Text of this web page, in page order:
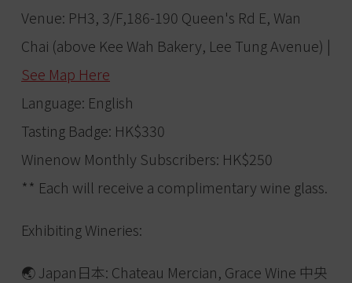
Venue: PH3, 3/F,186-190 Queen's Rd E, Wan
Chai (above Kee Wah Bakery, Lee Tung Avenue) |
See Map Here
Language: English
Tasting Badge: HK$330
Winenow Monthly Subscribers: HK$250
** Each will receive a complimentary wine glass.
Exhibiting Wineries:
🌏 Japan日本: Chateau Mercian, Grace Wine 中央